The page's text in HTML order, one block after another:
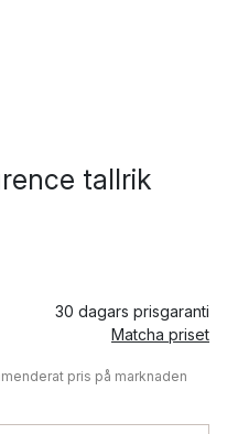
tallrik
30 dagars prisgaranti
Matcha priset
pris på marknaden